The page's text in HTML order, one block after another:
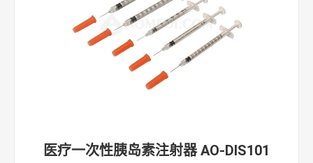
医疗一次性胰岛素注射器 AO-DIS101